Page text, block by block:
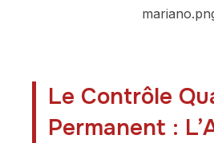
Le Contrôle
Permanent :